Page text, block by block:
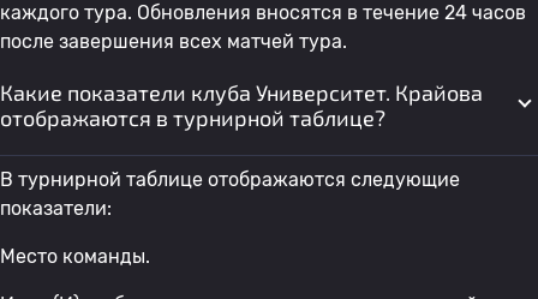
каждого тура. Обновления вносятся в течение 24 часов
после завершения всех матчей тура.
Какие показатели клуба Университет. Крайова
отображаются в турнирной таблице?
В турнирной таблице отображаются следующие
показатели:
Место команды.